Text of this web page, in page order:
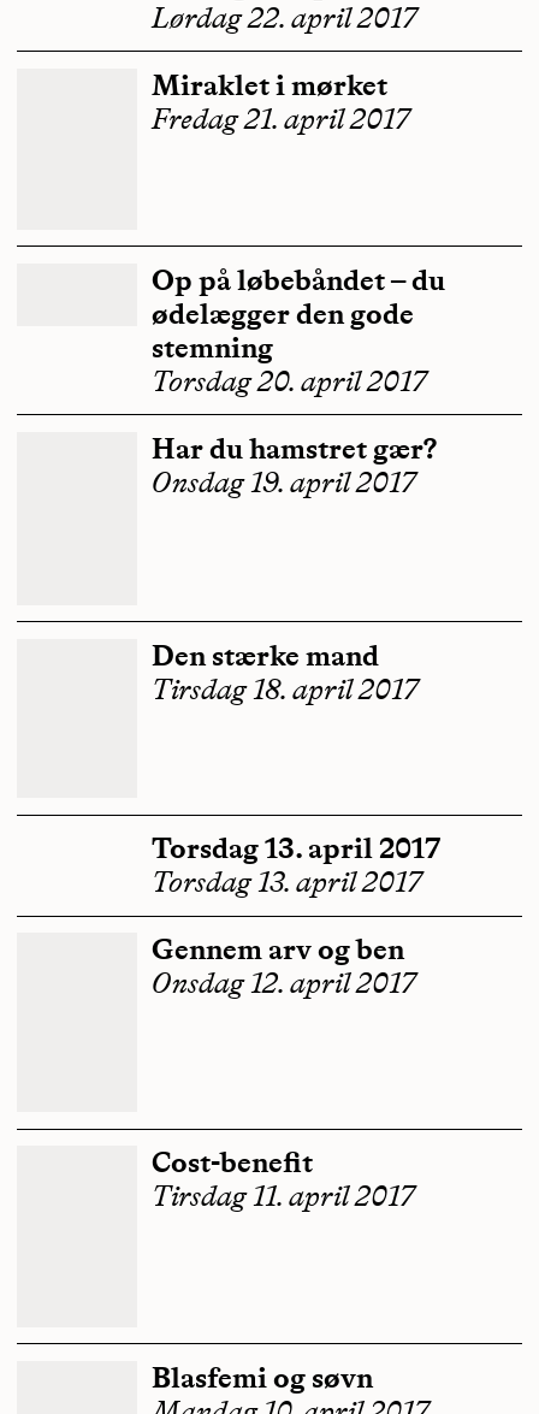
Lørdag 22. april 2017
Miraklet i mørket
Fredag 21. april 2017
Op på løbebåndet – du
ødelægger den gode
stemning
Torsdag 20. april 2017
Har du hamstret gær?
Onsdag 19. april 2017
Den stærke mand
Tirsdag 18. april 2017
Torsdag 13. april 2017
Torsdag 13. april 2017
Gennem arv og ben
Onsdag 12. april 2017
Cost-benefit
Tirsdag 11. april 2017
Blasfemi og søvn